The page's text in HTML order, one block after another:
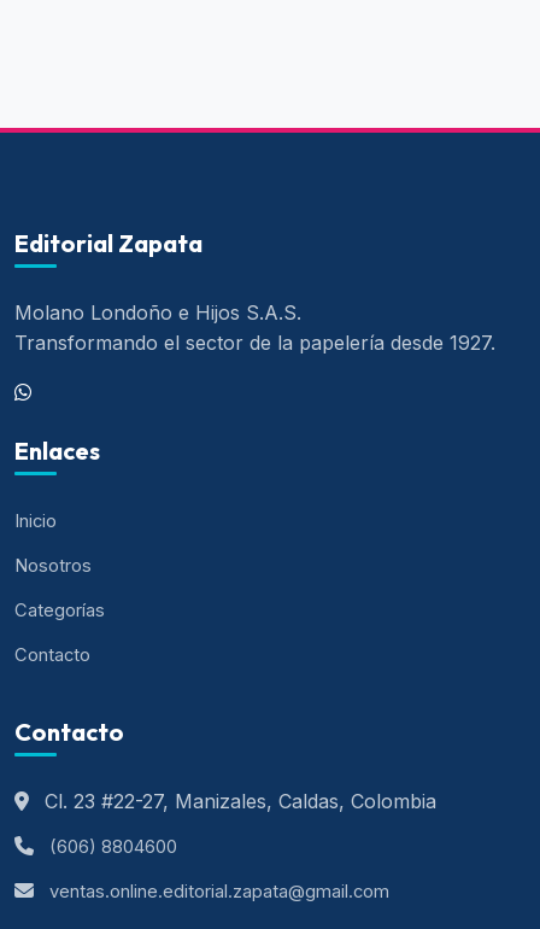
Editorial Zapata
Molano Londoño e Hijos S.A.S.
Transformando el sector de la papelería desde 1927.
Enlaces
Inicio
Nosotros
Categorías
Contacto
Contacto
Cl. 23 #22-27, Manizales, Caldas, Colombia
(606) 8804600
ventas.online.editorial.zapata@gmail.com